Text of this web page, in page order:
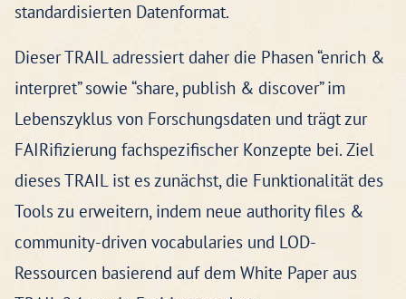
standardisierten Datenformat.
Dieser TRAIL adressiert daher die Phasen “enrich &
interpret” sowie “share, publish & discover” im
Lebenszyklus von Forschungsdaten und trägt zur
FAIRifizierung fachspezifischer Konzepte bei. Ziel
dieses TRAIL ist es zunächst, die Funktionalität des
Tools zu erweitern, indem neue authority files &
community-driven vocabularies und LOD-
Ressourcen basierend auf dem White Paper aus